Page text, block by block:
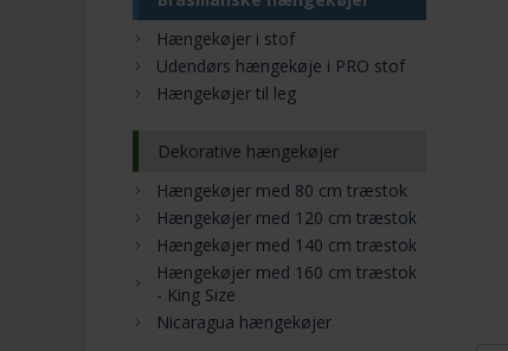
Hængekøjer i stof
Udendørs hængekøje i PRO stof
Hængekøjer til leg
Dekorative hængekøjer
Hængekøjer med 80 cm træstok
Hængekøjer med 120 cm træstok
Hængekøjer med 140 cm træstok
Hængekøjer med 160 cm træstok
- King Size
Nicaragua hængekøjer